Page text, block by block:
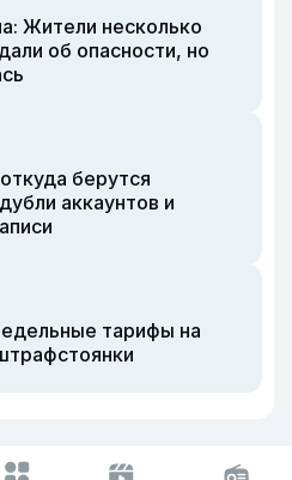
Жители несколько
об опасности, но
берутся
аккаунтов и
тарифы на